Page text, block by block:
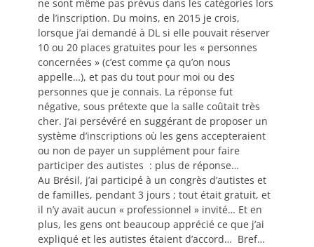
ne sont même pas prévus dans les catégories lors
de l’inscription. Du moins, en 2015 je crois,
lorsque j’ai demandé à DL si elle pouvait réserver
10 ou 20 places gratuites pour les « personnes
concernées » (c’est comme ça qu’on nous
appelle…), et pas du tout pour moi ou des
personnes que je connais. La réponse fut
négative, sous prétexte que la salle coûtait très
cher. J’ai persévéré en suggérant de proposer un
système d’inscriptions où les gens accepteraient
ou non de payer un supplément pour faire
participer des autistes : plus de réponse…
Au Brésil, j’ai participé à un congrès d’autistes et
de familles, pendant 3 jours ; tout était gratuit, et
il n’y avait aucun « professionnel » invité… Et en
plus, les gens ont beaucoup apprécié ce que j’ai
expliqué et les autistes étaient d’accord… Bref…